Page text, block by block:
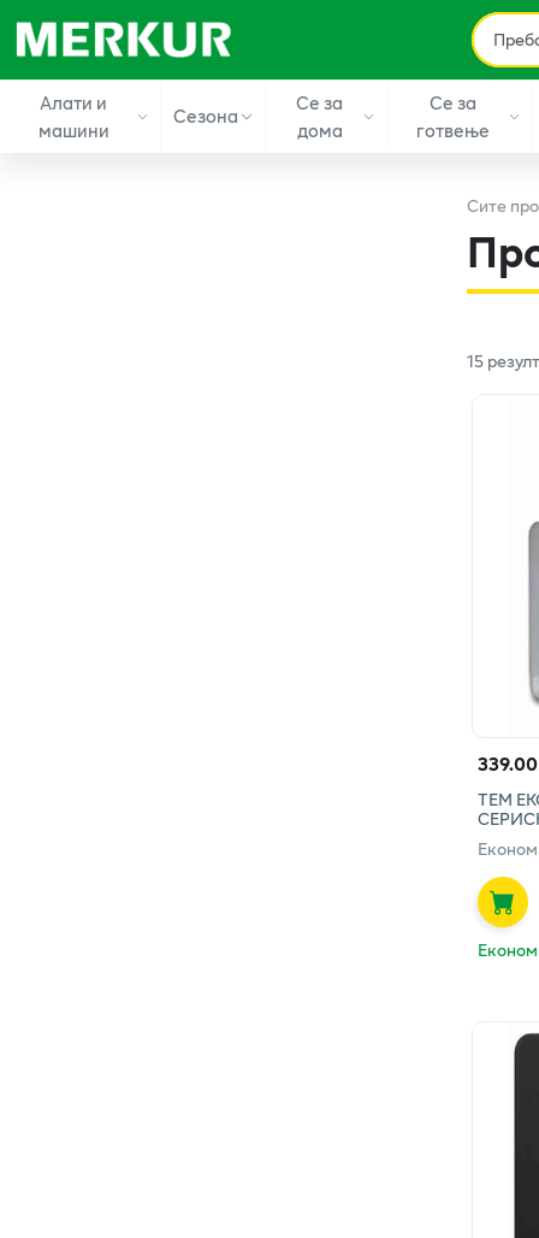
Алати и
машини
Сезона
Се за
дома
Се за
готвење
Сите
15
ТЕМ